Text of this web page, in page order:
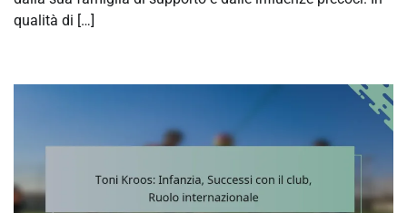
qualità di […]